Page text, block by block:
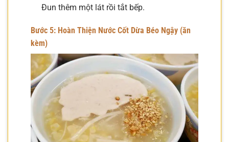
Đun thêm một lát rồi tắt bếp.
Bước 5: Hoàn Thiện Nước Cốt Dừa Béo Ngậy (ăn
kèm)